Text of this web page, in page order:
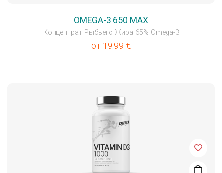
OMEGA-3 650 MAX
Концентрат Рыбьего Жира 65% Omega-3
от 19.99 €